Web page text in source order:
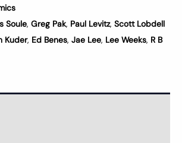
Soule, Greg Pak, Paul Levitz, Scott Lobdell
Kuder, Ed Benes, Jae Lee, Lee Weeks, R B